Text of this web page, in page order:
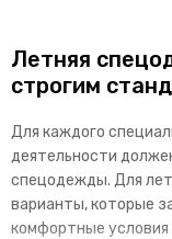
Летняя
строгим
Для каждого
деятельности
спецодежды. Для
варианты, которые
комфортные